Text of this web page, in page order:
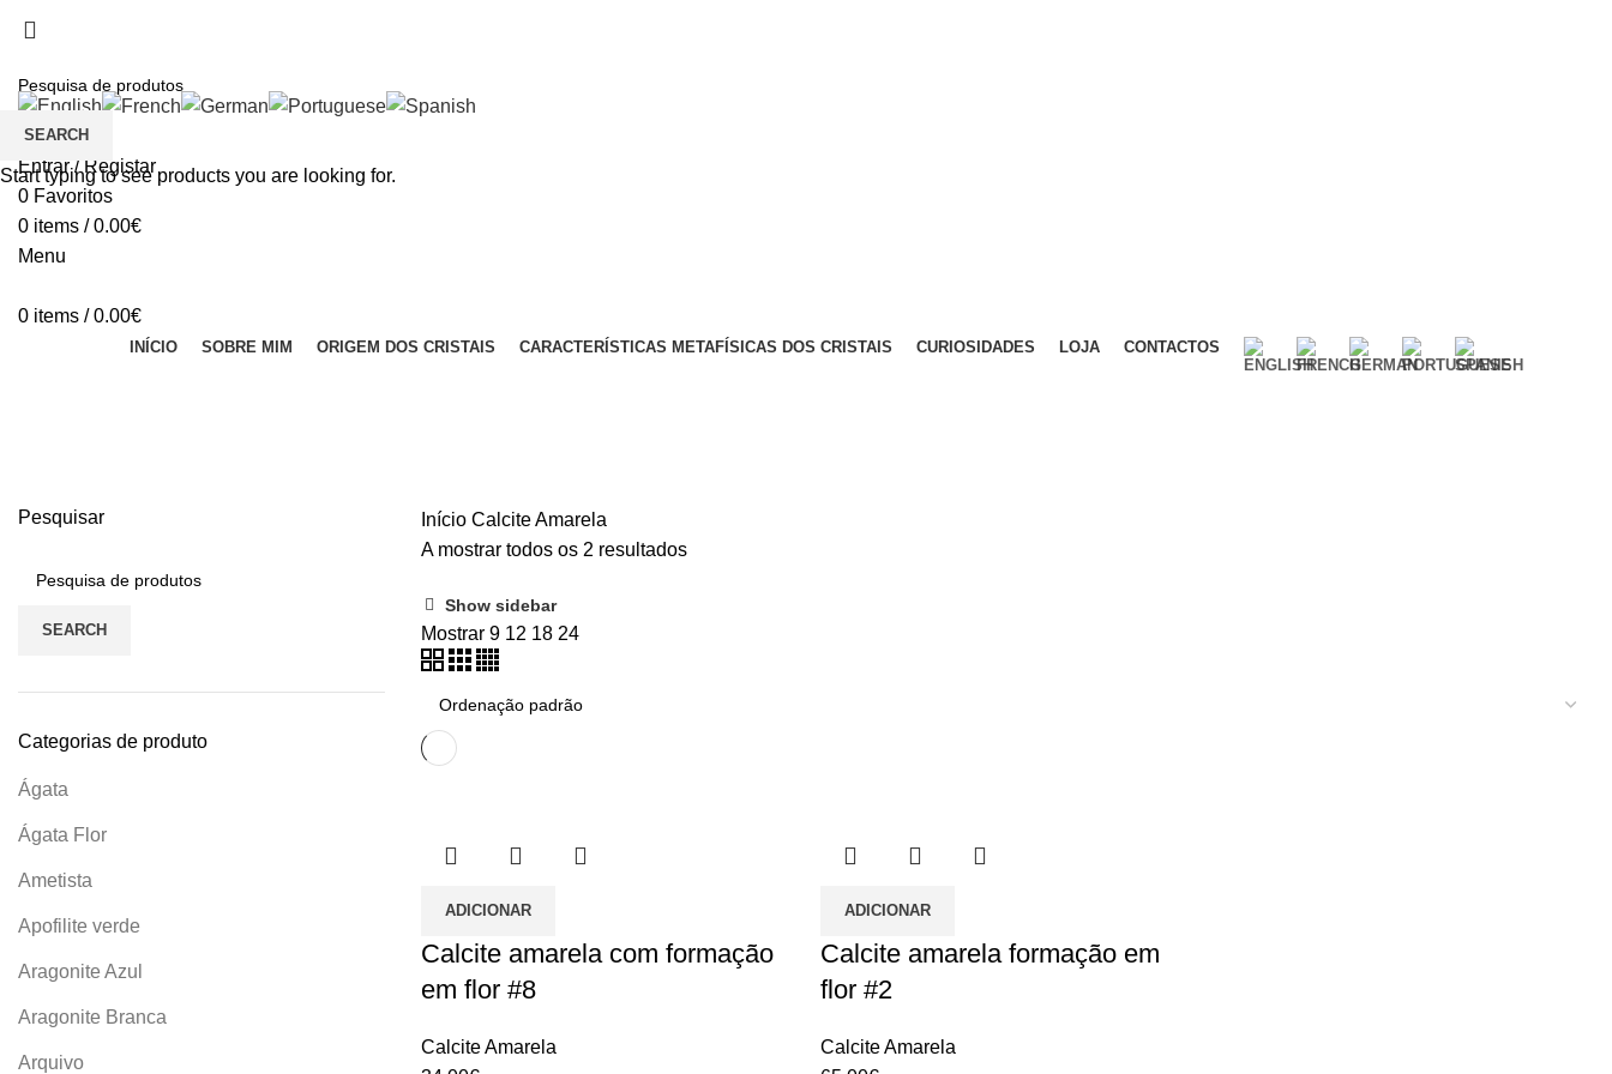
Portes gratuitos acima de €100 para Portugal Continental!
Entrar / Registar
0 Favoritos
0 items / 0.00€
Menu
0 items / 0.00€
INÍCIO SOBRE MIM ORIGEM DOS CRISTAIS CARACTERÍSTICAS METAFÍSICAS DOS CRISTAIS CURIOSIDADES LOJA CONTACTOS
Pesquisar
SEARCH
Categorias de produto
Ágata
Ágata Flor
Ametista
Apofilite verde
Aragonite Azul
Aragonite Branca
Arquivo
Início Calcite Amarela
A mostrar todos os 2 resultados
Show sidebar
Mostrar 9 12 18 24
ADICIONAR
Calcite amarela com formação
em flor #8
Calcite Amarela
ADICIONAR
Calcite amarela formação em
flor #2
Calcite Amarela
SEARCH
Start typing to see products you are looking for.